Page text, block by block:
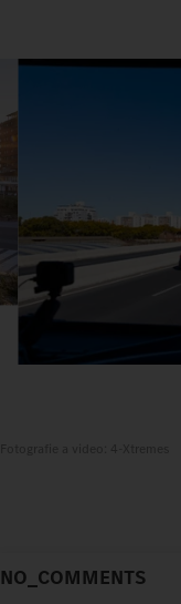
NO_COMMENTS